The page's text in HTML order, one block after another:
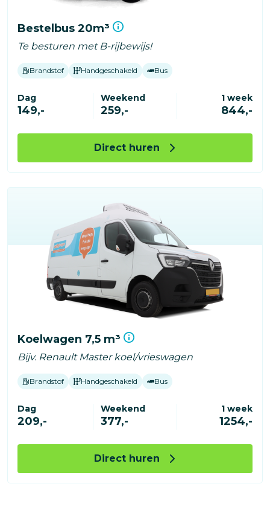
Bestelbus 20m³
Te besturen met B-rijbewijs!
Brandstof Handgeschakeld Bus
Dag
149,-
Weekend
259,-
1 week
844,-
Direct huren
Koelwagen 7,5 m³
Bijv. Renault Master koel/vrieswagen
Brandstof Handgeschakeld Bus
Dag
209,-
Weekend
377,-
1 week
1254,-
Direct huren